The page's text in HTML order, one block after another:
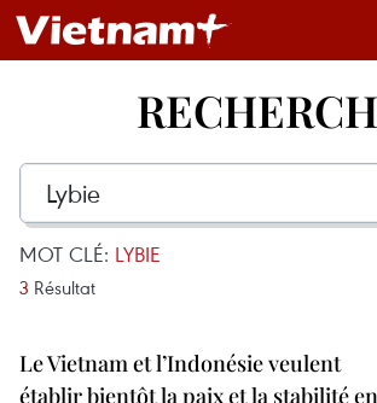
MOT CLÉ: LYBIE
3 Résultat
Le Vietnam et l’Indonésie veulent
établir bientôt la paix et la stabilité en